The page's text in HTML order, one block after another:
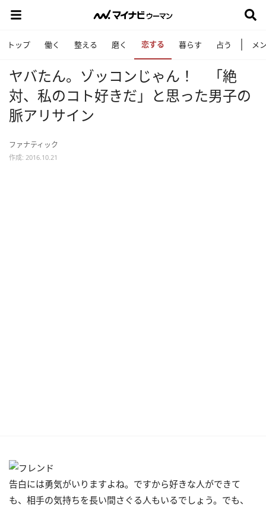
トップ 働く 整える 磨く 恋する 暮らす 占う メ
ヤバたん。ゾッコンじゃん！ 「絶
対、私のコト好きだ」と思った男子の
脈アリサイン
ファナティック
作成: 2016.10.21
告白には勇気がいりますよね。ですから好きな人ができて
も、相手の気持ちを長い間さぐる人もいるでしょう。でも、